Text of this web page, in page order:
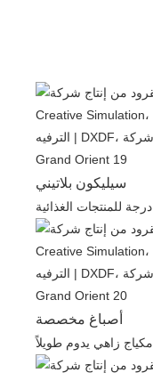
سيليكون بلاتيني
أصباغ مخصصة
مكياج زاهي يدوم طويلاً